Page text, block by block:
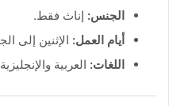
الجنس: إناث فقط.
أيام العمل: الإثنين إلى
اللغات: العربية